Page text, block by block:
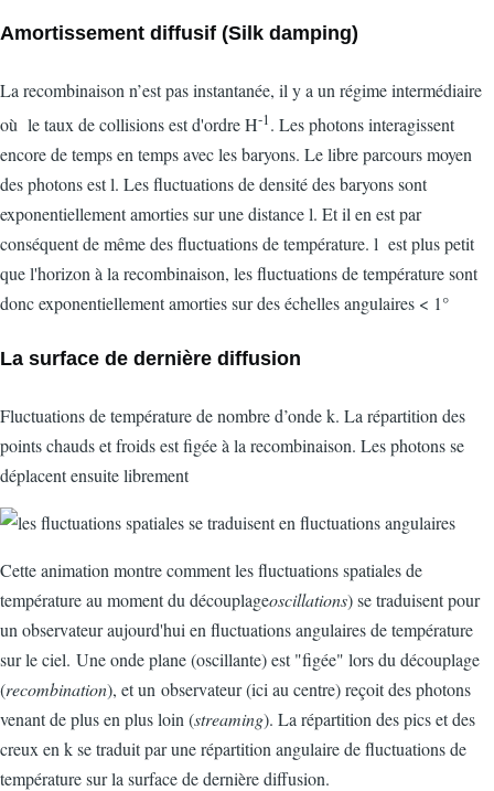
Amortissement diffusif (Silk damping)
La recombinaison n’est pas instantanée, il y a un régime intermédiaire
où le taux de collisions est d'ordre H-1. Les photons interagissent
encore de temps en temps avec les baryons. Le libre parcours moyen
des photons est l. Les fluctuations de densité des baryons sont
exponentiellement amorties sur une distance l. Et il en est par
conséquent de même des fluctuations de température. l est plus petit
que l'horizon à la recombinaison, les fluctuations de température sont
donc exponentiellement amorties sur des échelles angulaires < 1°
La surface de dernière diffusion
Fluctuations de température de nombre d’onde k. La répartition des
points chauds et froids est figée à la recombinaison. Les photons se
déplacent ensuite librement
Cette animation montre comment les fluctuations spatiales de
température au moment du découplageoscillations) se traduisent pour
un observateur aujourd'hui en fluctuations angulaires de température
sur le ciel. Une onde plane (oscillante) est "figée" lors du découplage
(recombination), et un observateur (ici au centre) reçoit des photons
venant de plus en plus loin (streaming). La répartition des pics et des
creux en k se traduit par une répartition angulaire de fluctuations de
température sur la surface de dernière diffusion.